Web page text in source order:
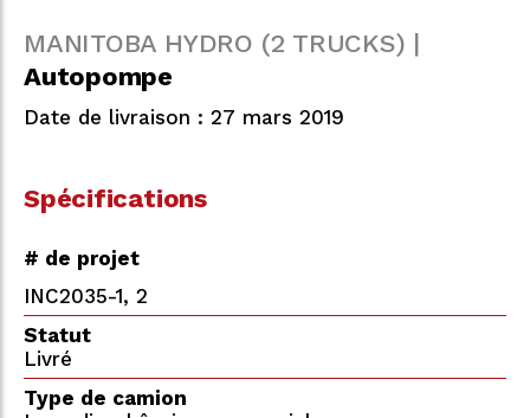
MANITOBA HYDRO (2 TRUCKS) |
Autopompe
Date de livraison : 27 mars 2019
Spécifications
# de projet
INC2035-1, 2
Statut
Livré
Type de camion